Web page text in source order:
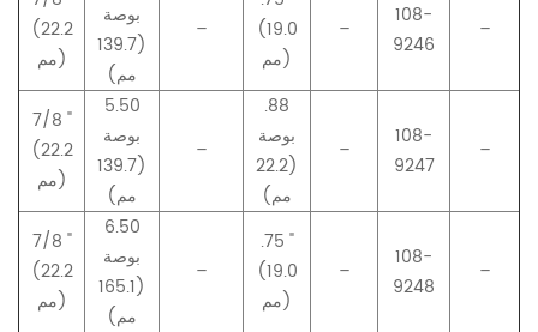
(22.2
مم)
بوصة
(139.7
مم)
–
(19.0
مم)
–
108-
9246
–
7/8 "
(22.2
مم)
5.50
بوصة
(139.7
مم)
–
.88
بوصة
(22.2
مم)
–
108-
9247
–
7/8 "
(22.2
مم)
6.50
بوصة
(165.1
مم)
–
.75 "
(19.0
مم)
–
108-
9248
–